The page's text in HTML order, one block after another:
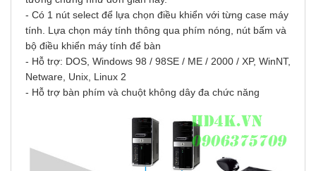
- Có 1 nút select để lựa chọn điều khiển với từng case máy
tính. Lựa chọn máy tính thông qua phím nóng, nút bấm và
bộ điều khiển máy tính để bàn
- Hỗ trợ: DOS, Windows 98 / 98SE / ME / 2000 / XP, WinNT,
Netware, Unix, Linux 2
- Hỗ trợ bàn phím và chuột không dây đa chức năng